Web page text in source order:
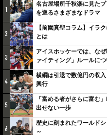
1
名古屋場所千秋楽に見た
を巡るさまざまなドラマ
2
【前園真聖コラム】イラ
とは
3
アイスホッケーでは、な
ァイティング」ルールにつ
4
横綱は引退で数億円の収
興行
5
「富める者がさらに富む
出せない一歩
6
歴史に刻まれたワールド
～